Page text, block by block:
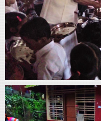
Home
About
Us